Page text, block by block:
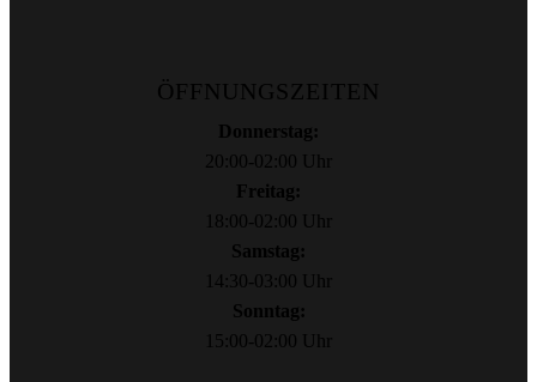
ÖFFNUNGSZEITEN
Donnerstag:
20:00-02:00 Uhr
Freitag:
18:00-02:00 Uhr
Samstag:
14:30-03:00 Uhr
Sonntag:
15:00-02:00 Uhr